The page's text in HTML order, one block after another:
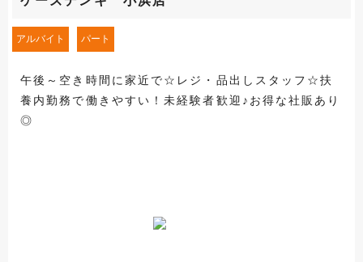
アルバイト パート
午後～空き時間に家近で☆レジ・品出しスタッフ☆扶
養内勤務で働きやすい！未経験者歓迎♪お得な社販あり
◎